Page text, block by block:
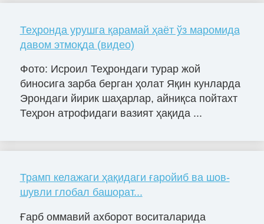
Теҳронда урушга қарамай ҳаёт ўз маромида
давом этмоқда (видео)
Фото: Исроил Теҳрондаги турар жой
биносига зарба берган ҳолат Яқин кунларда
Эрондаги йирик шаҳарлар, айниқса пойтахт
Теҳрон атрофидаги вазият ҳақида ...
Трамп келажаги ҳақидаги ғаройиб ва шов-
шувли глобал башорат...
Ғарб оммавий ахборот воситаларида